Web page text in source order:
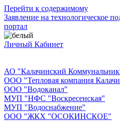
Перейти к содержимому
Заявление на технологическое
портал
Личный Кабинет
АО "Калачинский
ООО "Тепловая компания
ООО "Водоканал"
МУП "НФС "Воскресенская"
МУП "Водоснабжение"
ООО "ЖКХ "ОСОКИНСКОЕ"